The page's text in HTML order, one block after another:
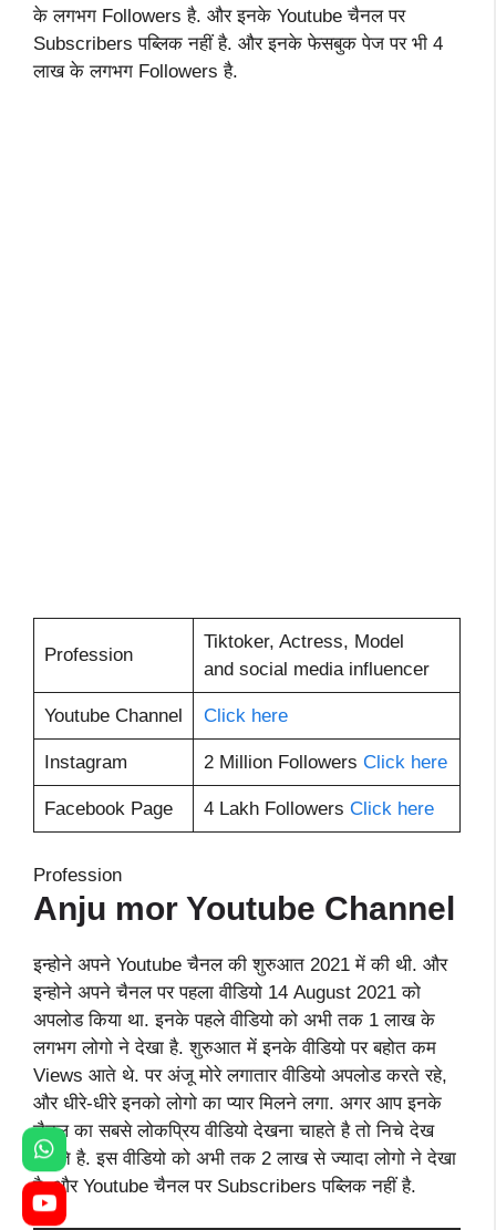
के लगभग Followers है. और इनके Youtube चैनल पर
Subscribers पब्लिक नहीं है. और इनके फेसबुक पेज पर भी 4
लाख के लगभग Followers है.
Profession
Tiktoker, Actress, Model
and social media influencer
Youtube Channel Click here
Instagram 2 Million Followers Click here
Facebook Page 4 Lakh Followers Click here
Profession
Anju mor Youtube Channel
इन्होने अपने Youtube चैनल की शुरुआत 2021 में की थी. और
इन्होने अपने चैनल पर पहला वीडियो 14 August 2021 को
अपलोड किया था. इनके पहले वीडियो को अभी तक 1 लाख के
लगभग लोगो ने देखा है. शुरुआत में इनके वीडियो पर बहोत कम
Views आते थे. पर अंजू मोरे लगातार वीडियो अपलोड करते रहे,
और धीरे-धीरे इनको लोगो का प्यार मिलने लगा. अगर आप इनके
चैनल का सबसे लोकप्रिय वीडियो देखना चाहते है तो निचे देख
सकते है. इस वीडियो को अभी तक 2 लाख से ज्यादा लोगो ने देखा
है. और Youtube चैनल पर Subscribers पब्लिक नहीं है.